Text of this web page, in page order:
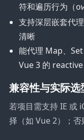
符和遍历行为（
支持深层嵌套代
清晰
能代理 Map、
Vue 3 的 reactive
兼容性与实际选
若项目需支持 IE 或
择（如 Vue 2）；否